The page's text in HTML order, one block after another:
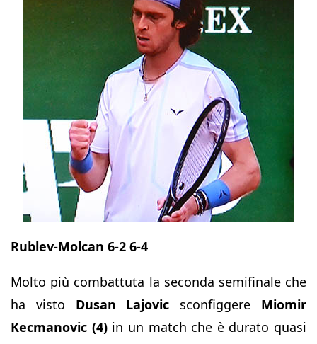
Rublev-Molcan 6-2 6-4
Molto più combattuta la seconda semifinale che
ha visto Dusan Lajovic sconfiggere Miomir
Kecmanovic (4)in un match che è durato quasi